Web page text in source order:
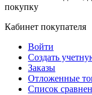
покупку
Кабинет покупателя
Войти
Создать
Заказы
Отложенные
Список